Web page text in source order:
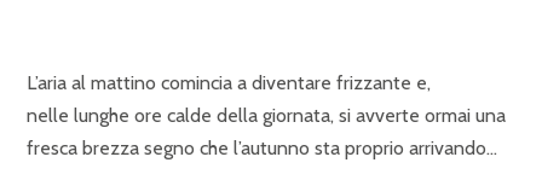
L’aria al mattino comincia a diventare frizzante e,
nelle lunghe ore calde della giornata, si avverte ormai una
fresca brezza segno che l’autunno sta proprio arrivando…